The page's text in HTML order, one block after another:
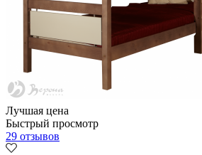
Лучшая цена
Быстрый просмотр
29 отзывов